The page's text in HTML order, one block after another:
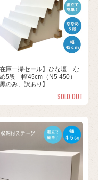
在庫一掃セール】ひな壇 な
5段 幅45cm（N5-450）
黒のみ、訳あり】
SOLD OUT